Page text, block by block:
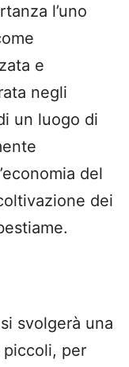
l’uno
e
negli
un luogo di
del
dei
svolgerà una
piccoli, per